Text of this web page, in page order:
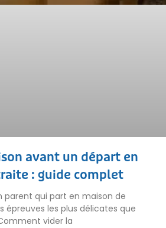
avant un départ en
: guide complet
parent qui part en maison de
épreuves les plus délicates que
vider la